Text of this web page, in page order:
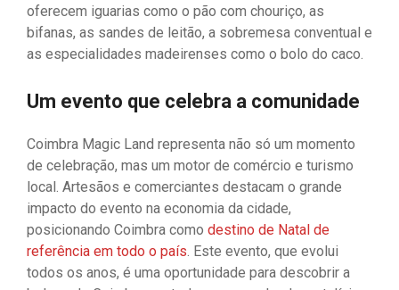
oferecem iguarias como o pão com chouriço, as
bifanas, as sandes de leitão, a sobremesa conventual e
as especialidades madeirenses como o bolo do caco.
Um evento que celebra a comunidade
Coimbra Magic Land representa não só um momento
de celebração, mas um motor de comércio e turismo
local. Artesãos e comerciantes destacam o grande
impacto do evento na economia da cidade,
posicionando Coimbra como destino de Natal de
referência em todo o país. Este evento, que evolui
todos os anos, é uma oportunidade para descobrir a